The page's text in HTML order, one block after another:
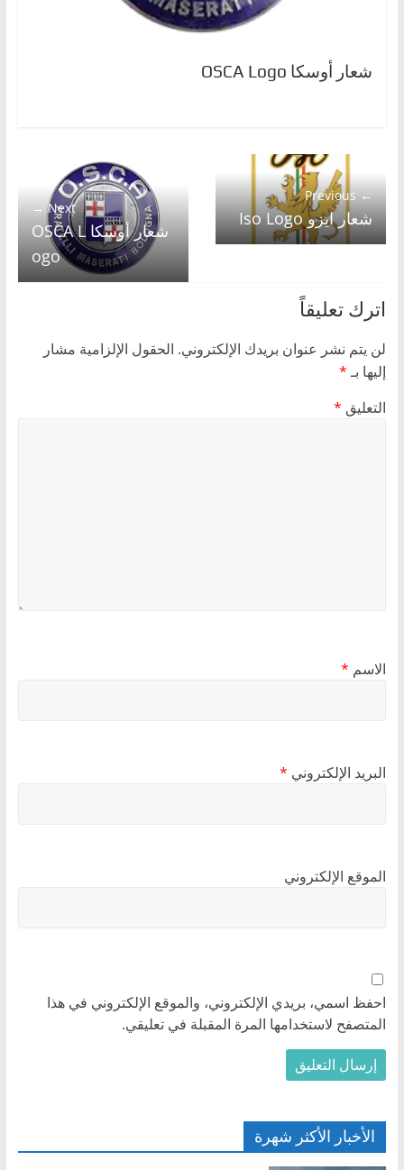
شعار أوسكا OSCA Logo
← Previous
شعار ايزو Iso Logo Next →
شعار أوسكا OSCA L
ogo
اترك تعليقاً
لن يتم نشر عنوان بريدك الإلكتروني. الحقول الإلزامية مشار
إليها بـ*
التعليق *
الاسم *
البريد الإلكتروني *
الموقع الإلكتروني
احفظ اسمي، بريدي الإلكتروني، والموقع الإلكتروني في هذا
المتصفح لاستخدامها المرة المقبلة في تعليقي.
الأخبار الأكثر شهرة